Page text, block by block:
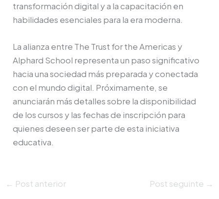
transformación digital y a la capacitación en
habilidades esenciales para la era moderna.
La alianza entre The Trust for the Americas y
Alphard School representa un paso significativo
hacia una sociedad más preparada y conectada
con el mundo digital. Próximamente, se
anunciarán más detalles sobre la disponibilidad
de los cursos y las fechas de inscripción para
quienes deseen ser parte de esta iniciativa
educativa.
← Post anterior Post seguinte →